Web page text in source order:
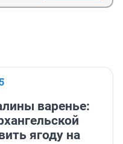
варенье:
ягоду на